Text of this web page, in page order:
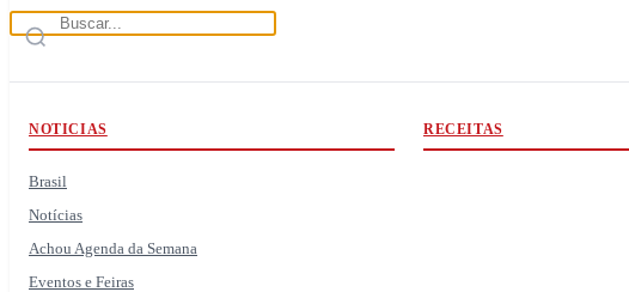
NOTICIAS
Brasil
Notícias
Achou Agenda da Semana
Eventos e Feiras
RECEITAS